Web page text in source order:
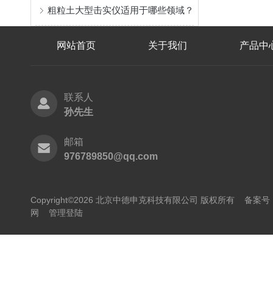
粗粒土大型击实仪适用于哪些领域？
网站首页 关于我们 产品中
联系人
孙先生
邮箱
976789850@qq.com
Copyright©2026 北京中德申克科技有限公司 版权所有 备案号
网
管理登陆